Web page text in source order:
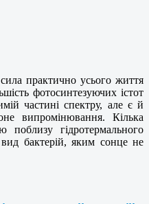
практично усього життя
фотосинтезуючих істот
частині спектру, але є й
випромінювання. Кілька
гідротермального
бактерій, яким сонце не